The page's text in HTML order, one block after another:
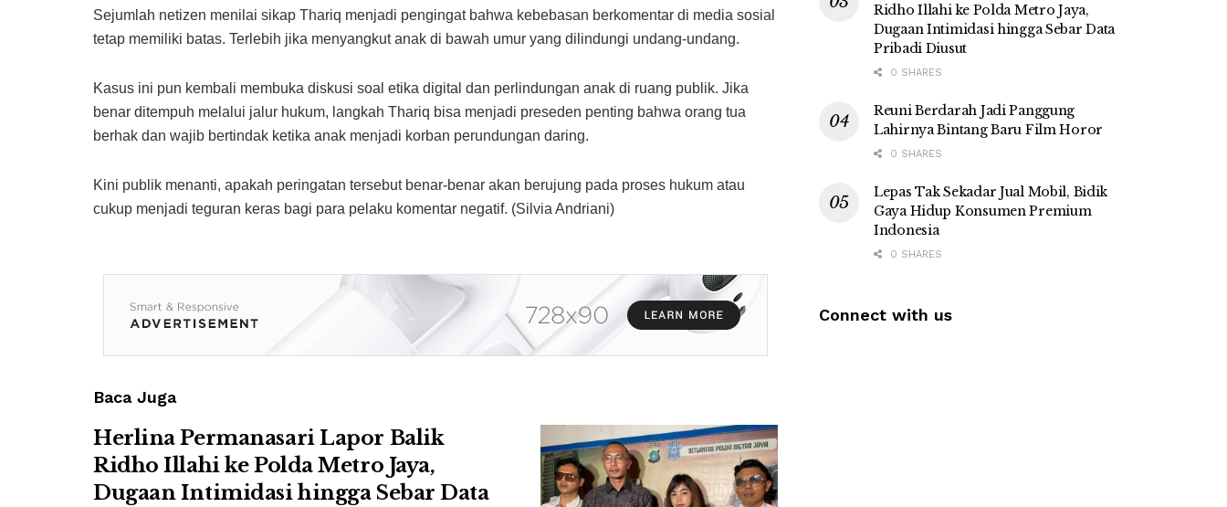
Sejumlah netizen menilai sikap Thariq menjadi pengingat bahwa kebebasan berkomentar di media sosial
tetap memiliki batas. Terlebih jika menyangkut anak di bawah umur yang dilindungi undang-undang.
Kasus ini pun kembali membuka diskusi soal etika digital dan perlindungan anak di ruang publik. Jika
benar ditempuh melalui jalur hukum, langkah Thariq bisa menjadi preseden penting bahwa orang tua
berhak dan wajib bertindak ketika anak menjadi korban perundungan daring.
Kini publik menanti, apakah peringatan tersebut benar-benar akan berujung pada proses hukum atau
cukup menjadi teguran keras bagi para pelaku komentar negatif. (Silvia Andriani)
Baca Juga
Herlina Permanasari Lapor Balik
Ridho Illahi ke Polda Metro Jaya,
Dugaan Intimidasi hingga Sebar Data
Ridho Illahi ke Polda Metro Jaya,
Dugaan Intimidasi hingga Sebar Data
Pribadi Diusut
0 SHARES
Reuni Berdarah Jadi Panggung
Lahirnya Bintang Baru Film Horor
0 SHARES
Lepas Tak Sekadar Jual Mobil, Bidik
Gaya Hidup Konsumen Premium
Indonesia
0 SHARES
Connect with us